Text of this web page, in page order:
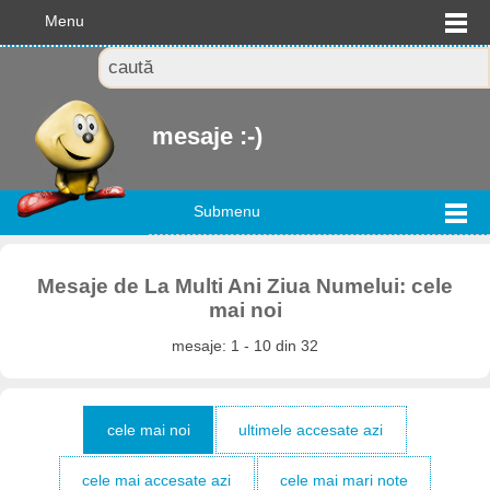
Menu
mesaje :-)
Submenu
Mesaje de La Multi Ani Ziua Numelui: cele
mai noi
mesaje: 1 - 10 din 32
cele mai noi ultimele accesate azi
cele mai accesate azi cele mai mari note